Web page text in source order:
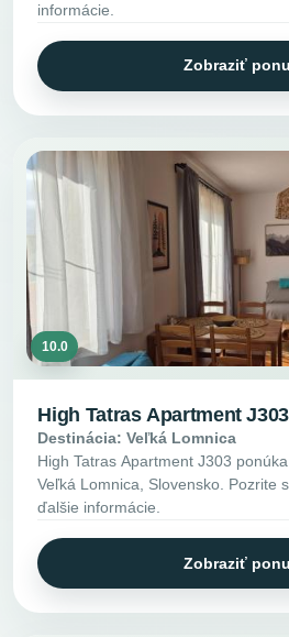
informácie.
Zobraziť
10.0
High Tatras Apartment J303
Destinácia: Veľká Lomnica
High Tatras Apartment J303
Veľká Lomnica, Slovensko. Pozrite
ďalšie informácie.
Zobraziť